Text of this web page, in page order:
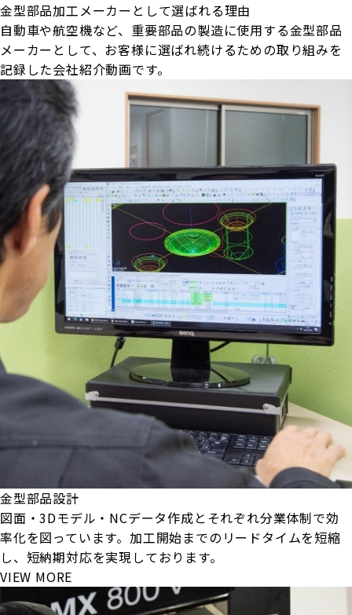
金型部品加工メーカーとして選ばれる理由
自動車や航空機など、重要部品の製造に使用する金型部品
メーカーとして、お客様に選ばれ続けるための取り組みを
記録した会社紹介動画です。
金型部品設計
図面・3Dモデル・NCデータ作成とそれぞれ分業体制で効
率化を図っています。加工開始までのリードタイムを短縮
し、短納期対応を実現しております。
VIEW MORE